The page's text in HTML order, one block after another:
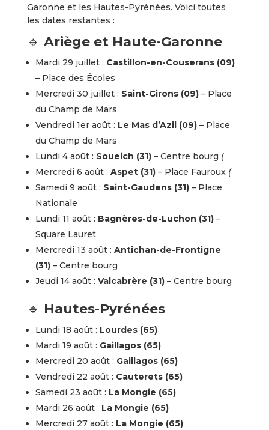
Garonne et les Hautes-Pyrénées. Voici toutes
les dates restantes :
🔹 Ariège et Haute-Garonne
Mardi 29 juillet : Castillon-en-Couserans (09)
– Place des Écoles
Mercredi 30 juillet : Saint-Girons (09)– Place
du Champ de Mars
Vendredi 1er août : Le Mas d’Azil (09)– Place
du Champ de Mars
Lundi 4 août : Soueich (31)– Centre bourg (
Mercredi 6 août : Aspet (31)– Place Fauroux (
Samedi 9 août : Saint-Gaudens (31)– Place
Nationale
Lundi 11 août : Bagnères-de-Luchon (31)–
Square Lauret
Mercredi 13 août : Antichan-de-Frontigne
(31)– Centre bourg
Jeudi 14 août : Valcabrère (31)– Centre bourg
🔹 Hautes-Pyrénées
Lundi 18 août : Lourdes (65)
Mardi 19 août : Gaillagos (65)
Mercredi 20 août : Gaillagos (65)
Vendredi 22 août : Cauterets (65)
Samedi 23 août : La Mongie (65)
Mardi 26 août : La Mongie (65)
Mercredi 27 août : La Mongie (65)